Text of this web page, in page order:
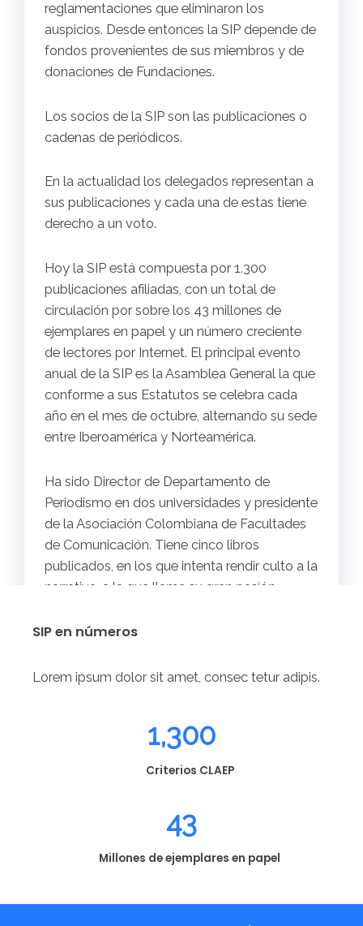
reglamentaciones que eliminaron los
auspicios. Desde entonces la SIP depende de
fondos provenientes de sus miembros y de
donaciones de Fundaciones.
Los socios de la SIP son las publicaciones o
cadenas de periódicos.
En la actualidad los delegados representan a
sus publicaciones y cada una de estas tiene
derecho a un voto.
Hoy la SIP está compuesta por 1.300
publicaciones afiliadas, con un total de
circulación por sobre los 43 millones de
ejemplares en papel y un número creciente
de lectores por Internet. El principal evento
anual de la SIP es la Asamblea General la que
conforme a sus Estatutos se celebra cada
año en el mes de octubre, alternando su sede
entre Iberoamérica y Norteamérica.
Ha sido Director de Departamento de
Periodismo en dos universidades y presidente
de la Asociación Colombiana de Facultades
de Comunicación. Tiene cinco libros
publicados, en los que intenta rendir culto a la
narrativa, a la que llama su gran pasión.
SIP en números
Lorem ipsum dolor sit amet, consec tetur adipis.
1,300
Criterios CLAEP
43
Millones de ejemplares en papel